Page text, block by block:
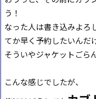
う！
なった人は書き込みよろ
てか早く予約したいんだ
そういやジャケットごら
こんな感じでしたが、